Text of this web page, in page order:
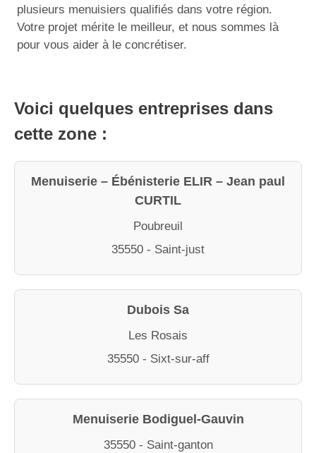
plusieurs menuisiers qualifiés dans votre région.
Votre projet mérite le meilleur, et nous sommes là
pour vous aider à le concrétiser.
Voici quelques entreprises dans
cette zone :
Menuiserie – Ébénisterie ELIR – Jean paul
CURTIL
Poubreuil
35550 - Saint-just
Dubois Sa
Les Rosais
35550 - Sixt-sur-aff
Menuiserie Bodiguel-Gauvin
35550 - Saint-ganton